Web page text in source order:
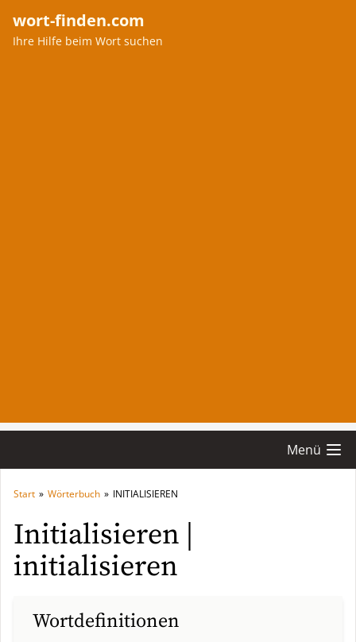
wort-finden.com
Ihre Hilfe beim Wort suchen
Menü
Start » Wörterbuch » INITIALISIEREN
Initialisieren |
initialisieren
Wortdefinitionen